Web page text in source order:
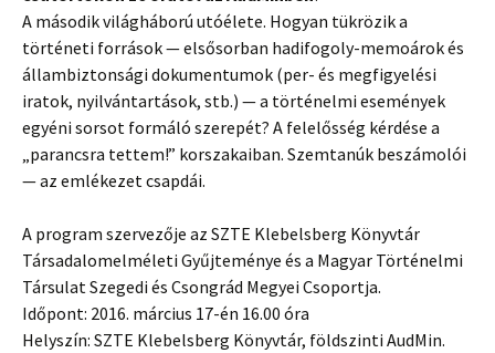
A második világháború utóélete. Hogyan tükrözik a
történeti források — elsősorban hadifogoly-memoárok és
állambiztonsági dokumentumok (per- és megfigyelési
iratok, nyilvántartások, stb.) — a történelmi események
egyéni sorsot formáló szerepét? A felelősség kérdése a
„parancsra tettem!” korszakaiban. Szemtanúk beszámolói
— az emlékezet csapdái.
A program szervezője az SZTE Klebelsberg Könyvtár
Társadalomelméleti Gyűjteménye és a Magyar Történelmi
Társulat Szegedi és Csongrád Megyei Csoportja.
Időpont: 2016. március 17-én 16.00 óra
Helyszín: SZTE Klebelsberg Könyvtár, földszinti AudMin.